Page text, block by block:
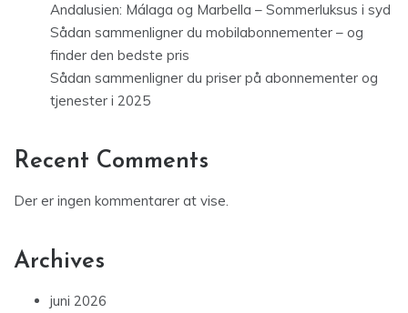
Andalusien: Málaga og Marbella – Sommerluksus i syd
Sådan sammenligner du mobilabonnementer – og
finder den bedste pris
Sådan sammenligner du priser på abonnementer og
tjenester i 2025
Recent Comments
Der er ingen kommentarer at vise.
Archives
juni 2026